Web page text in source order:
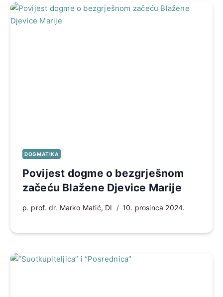
DOGMATIKA
Povijest dogme o bezgrješnom
začeću Blažene Djevice Marije
p. prof. dr. Marko Matić, DI 10. prosinca 2024.